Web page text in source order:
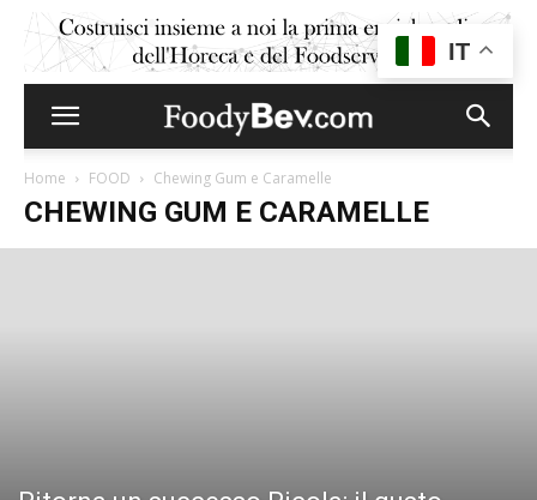
Home FOOD Chewing Gum e Caramelle
CHEWING GUM E CARAMELLE
IT